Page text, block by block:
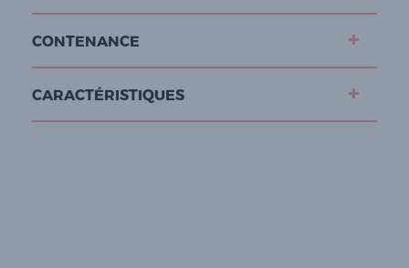
CONTENANCE
CARACTÉRISTIQUES